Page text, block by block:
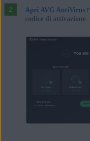
Apri AVG AntiVirus
codice di attivazione.